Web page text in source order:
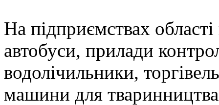
На підприємствах
автобуси, прилади
водолічильники,
машини для